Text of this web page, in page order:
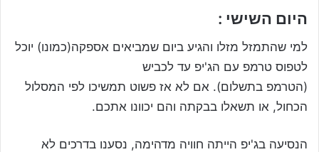
היום השישי :
למי שהתמזל מזלו והגיע ביום שמביאים אספקה(כמונו) יוכל
לטפוס טרמפ עם הג'יפ עד לכביש
(הטרמפ בתשלום). אם לא אז פשוט תמשיכו לפי המסלול
הכחול, או תשאלו בבקתה והם יכוונו אתכם.
הנסיעה בג'יפ הייתה חוויה מדהימה, נסענו בדרכים לא